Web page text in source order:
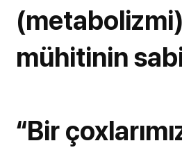
mühitinin
“Bir